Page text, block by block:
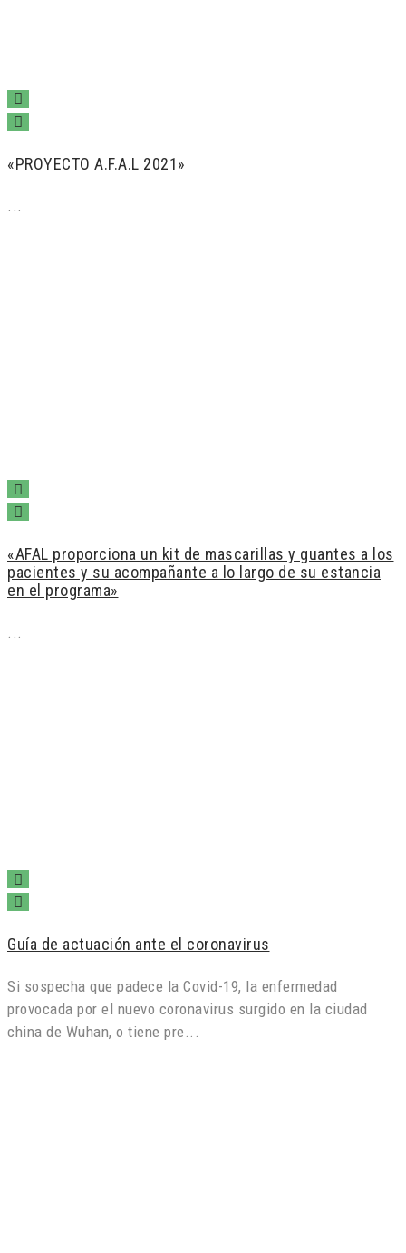
«PROYECTO A.F.A.L 2021»
«AFAL proporciona un kit de mascarillas y guantes a los
pacientes y su acompañante a lo largo de su estancia
en el programa»
Guía de actuación ante el coronavirus
Si sospecha que padece la Covid-19, la enfermedad
provocada por el nuevo coronavirus surgido en la ciudad
china de Wuhan, o tiene pre...